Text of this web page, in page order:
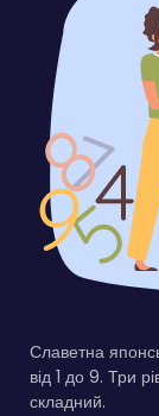
Славетна
від 1 до 9. Три
складний.